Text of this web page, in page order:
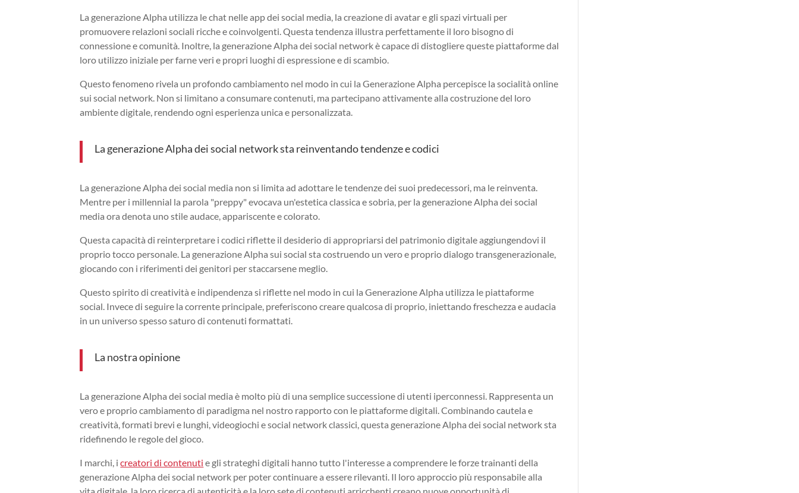
La generazione Alpha utilizza le chat nelle app dei social media, la creazione di avatar e gli spazi virtuali per
promuovere relazioni sociali ricche e coinvolgenti. Questa tendenza illustra perfettamente il loro bisogno di
connessione e comunità. Inoltre, la generazione Alpha dei social network è capace di distogliere queste piattaforme dal
loro utilizzo iniziale per farne veri e propri luoghi di espressione e di scambio.
Questo fenomeno rivela un profondo cambiamento nel modo in cui la Generazione Alpha percepisce la socialità online
sui social network. Non si limitano a consumare contenuti, ma partecipano attivamente alla costruzione del loro
ambiente digitale, rendendo ogni esperienza unica e personalizzata.
La generazione Alpha dei social network sta reinventando tendenze e codici
La generazione Alpha dei social media non si limita ad adottare le tendenze dei suoi predecessori, ma le reinventa.
Mentre per i millennial la parola "preppy" evocava un'estetica classica e sobria, per la generazione Alpha dei social
media ora denota uno stile audace, appariscente e colorato.
Questa capacità di reinterpretare i codici riflette il desiderio di appropriarsi del patrimonio digitale aggiungendovi il
proprio tocco personale. La generazione Alpha sui social sta costruendo un vero e proprio dialogo transgenerazionale,
giocando con i riferimenti dei genitori per staccarsene meglio.
Questo spirito di creatività e indipendenza si riflette nel modo in cui la Generazione Alpha utilizza le piattaforme
social. Invece di seguire la corrente principale, preferiscono creare qualcosa di proprio, iniettando freschezza e audacia
in un universo spesso saturo di contenuti formattati.
La nostra opinione
La generazione Alpha dei social media è molto più di una semplice successione di utenti iperconnessi. Rappresenta un
vero e proprio cambiamento di paradigma nel nostro rapporto con le piattaforme digitali. Combinando cautela e
creatività, formati brevi e lunghi, videogiochi e social network classici, questa generazione Alpha dei social network sta
ridefinendo le regole del gioco.
I marchi, icreatori di contenuti e gli strateghi digitali hanno tutto l'interesse a comprendere le forze trainanti della
generazione Alpha dei social network per poter continuare a essere rilevanti. Il loro approccio più responsabile alla